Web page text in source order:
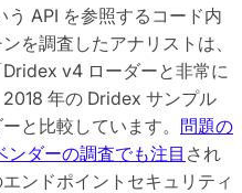
う API を参照するコード内
を調査したアナリストは、
v4 ローダーと非常に
年の Dridex サンプル
と比較しています。 問題の
ダーの調査でも注目 され
ンドポイントセキュリティ